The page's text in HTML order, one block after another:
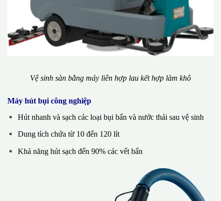
Vệ sinh sàn bằng máy liên hợp lau kết hợp làm khô
Máy hút bụi công nghiệp
Hút nhanh và sạch các loại bụi bẩn và nước thải sau vệ sinh
Dung tích chứa từ 10 đến 120 lít
Khả năng hút sạch đến 90% các vết bẩn